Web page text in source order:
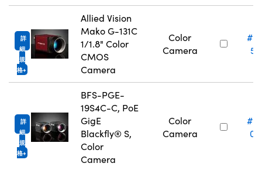
詳
細
規
格
Allied Vision
Mako G-131C
1/1.8" Color
CMOS
Camera
Color
Camera
詳
細
規
格
BFS-PGE-
19S4C-C, PoE
GigE
Blackfly® S,
Color
Camera
Color
Camera